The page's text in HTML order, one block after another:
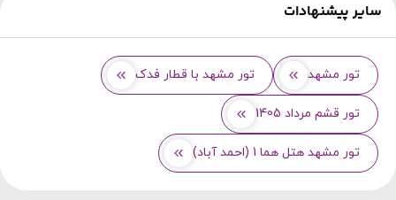
سایر پیشنهادات
تور مشهد تور مشهد با قطار فدک
تور قشم مرداد 1405
تور مشهد هتل هما 1 (احمد آباد)